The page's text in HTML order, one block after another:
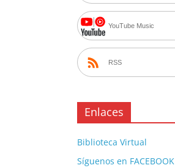
YouTube Music
RSS
Enlaces
Biblioteca Virtual
Síguenos en FACEBOOK